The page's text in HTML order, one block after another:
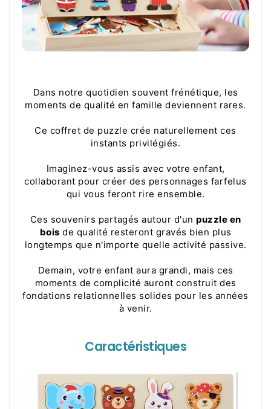
Dans notre quotidien souvent frénétique, les
moments de qualité en famille deviennent rares.
Ce coffret de puzzle crée naturellement ces
instants privilégiés.
Imaginez-vous assis avec votre enfant,
collaborant pour créer des personnages farfelus
qui vous feront rire ensemble.
Ces souvenirs partagés autour d'un puzzle en
bois de qualité resteront gravés bien plus
longtemps que n'importe quelle activité passive.
Demain, votre enfant aura grandi, mais ces
moments de complicité auront construit des
fondations relationnelles solides pour les années
à venir.
Caractéristiques